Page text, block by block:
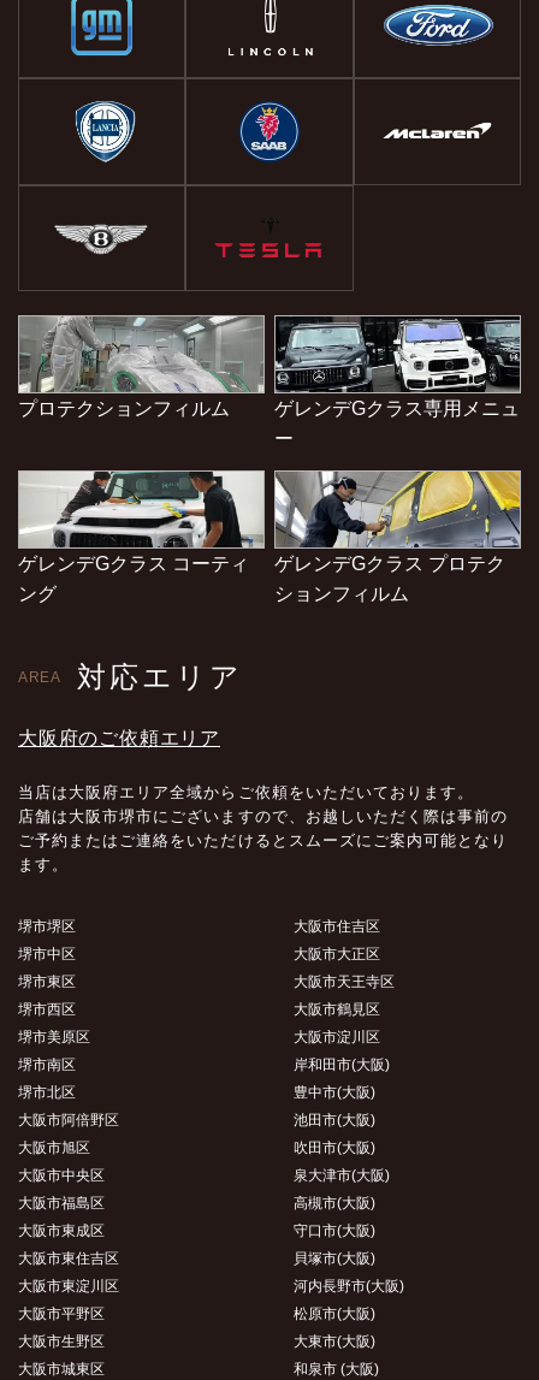
プロテクションフィルム
ゲレンデGクラス専用メニュ
ー
ゲレンデGクラス コーティ
ング
ゲレンデGクラス プロテク
ションフィルム
AREA 対応エリア
大阪府のご依頼エリア
当店は大阪府エリア全域からご依頼をいただいております。
店舗は大阪市堺市にございますので、お越しいただく際は事前の
ご予約またはご連絡をいただけるとスムーズにご案内可能となり
ます。
堺市堺区
堺市中区
堺市東区
堺市西区
堺市美原区
堺市南区
堺市北区
大阪市阿倍野区
大阪市旭区
大阪市中央区
大阪市福島区
大阪市東成区
大阪市東住吉区
大阪市東淀川区
大阪市平野区
大阪市生野区
大阪市城東区
大阪市住吉区
大阪市大正区
大阪市天王寺区
大阪市鶴見区
大阪市淀川区
岸和田市(大阪)
豊中市(大阪)
池田市(大阪)
吹田市(大阪)
泉大津市(大阪)
高槻市(大阪)
守口市(大阪)
貝塚市(大阪)
河内長野市(大阪)
松原市(大阪)
大東市(大阪)
和泉市 (大阪)